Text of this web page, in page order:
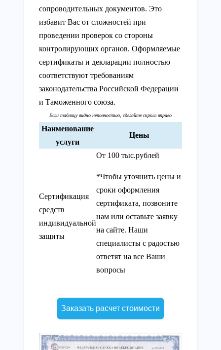
сопроводительных документов. Это
избавит Вас от сложностей при
проведении проверок со стороны
контролирующих органов. Оформляемые
сертификаты и декларации полностью
соответствуют требованиям
законодательства Российской Федерации
и Таможенного союза.
Наименование
услуги
Цены
Сертификация
средств
индивидуальной
защиты
От 100 тыс.рублей
*Чтобы уточнить цены и
сроки оформления
сертификата, позвоните
нам или оставьте заявку
на сайте. Наши
специалисты с радостью
ответят на все Ваши
вопросы
Заказать расчет стоимости